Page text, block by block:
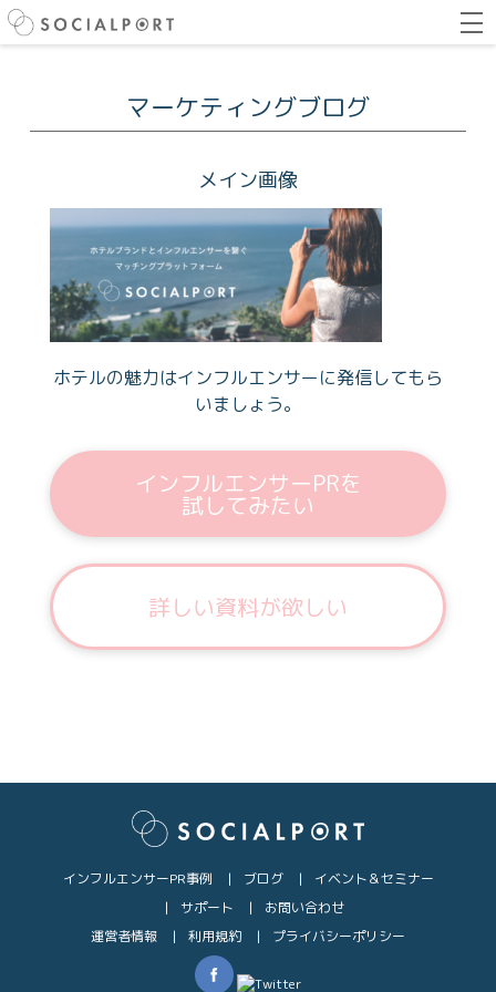
マーケティングブログ
メイン画像
ホテルの魅力はインフルエンサーに発信してもら
いましょう。
インフルエンサーPRを
試してみたい
詳しい資料が欲しい
インフルエンサーPR事例 ブログ
イベント＆セミナー
サポート
お問い合わせ
運営者情報
利用規約 プライバシーポリシー